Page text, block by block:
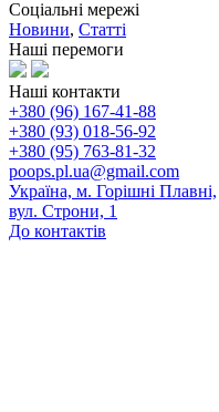
Соціальні мережі
Новини, Статті
Наші перемоги
Наші контакти
+380 (96) 167-41-88
+380 (93) 018-56-92
+380 (95) 763-81-32
poops.pl.ua@gmail.com
Україна, м. Горішні Плавні,
вул. Строни, 1
До контактів